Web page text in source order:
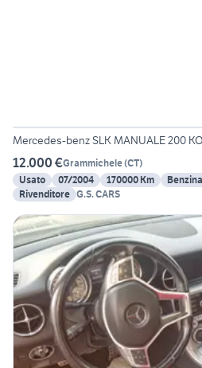
Mercedes-benz SLK MANUALE 200
12.000 €Grammichele(CT)
Usato
07/2004 170000 Km Benzina
Rivenditore
G.S. CARS